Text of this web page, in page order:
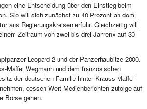
eine Entscheidung über den Einstieg beim
Sie will sich zunächst zu 40 Prozent an dem
aus Regierungskreisen erfuhr. Gleichzeitig will
Zeitraum von zwei bis drei Jahren» auf 30
Leopard 2 und der Panzerhaubitze 2000.
Maffei Wegmann und dem französischen
der deutschen Familie hinter Krauss-Maffei
dessen Wert Medienberichten zufolge auf
Börse gehen.